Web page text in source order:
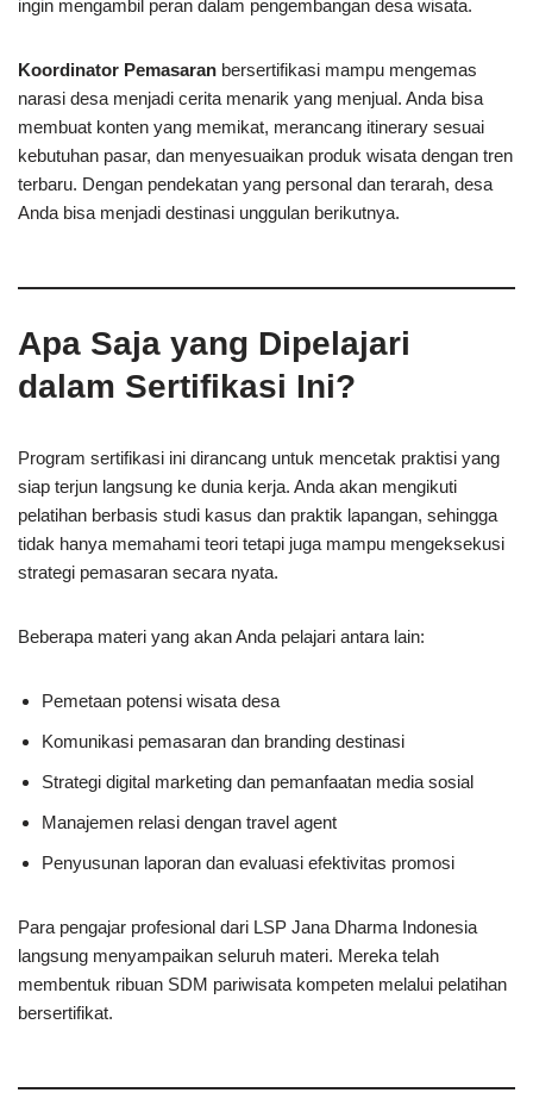
ingin mengambil peran dalam pengembangan desa wisata.
Koordinator Pemasaran bersertifikasi mampu mengemas
narasi desa menjadi cerita menarik yang menjual. Anda bisa
membuat konten yang memikat, merancang itinerary sesuai
kebutuhan pasar, dan menyesuaikan produk wisata dengan tren
terbaru. Dengan pendekatan yang personal dan terarah, desa
Anda bisa menjadi destinasi unggulan berikutnya.
Apa Saja yang Dipelajari
dalam Sertifikasi Ini?
Program sertifikasi ini dirancang untuk mencetak praktisi yang
siap terjun langsung ke dunia kerja. Anda akan mengikuti
pelatihan berbasis studi kasus dan praktik lapangan, sehingga
tidak hanya memahami teori tetapi juga mampu mengeksekusi
strategi pemasaran secara nyata.
Beberapa materi yang akan Anda pelajari antara lain:
Pemetaan potensi wisata desa
Komunikasi pemasaran dan branding destinasi
Strategi digital marketing dan pemanfaatan media sosial
Manajemen relasi dengan travel agent
Penyusunan laporan dan evaluasi efektivitas promosi
Para pengajar profesional dari LSP Jana Dharma Indonesia
langsung menyampaikan seluruh materi. Mereka telah
membentuk ribuan SDM pariwisata kompeten melalui pelatihan
bersertifikat.